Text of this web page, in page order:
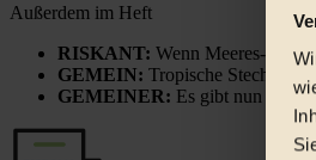
Außerdem im Heft
RISKANT: Wenn Meeres- und
GEMEIN: Tropische
GEMEINER: Es gibt nun